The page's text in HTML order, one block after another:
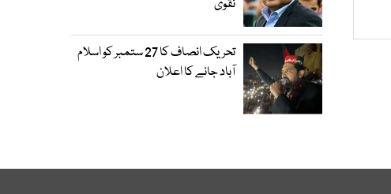
نقوی
تحریک انصاف کا 27 ستمبر کو اسلام
آباد جانے کا اعلان